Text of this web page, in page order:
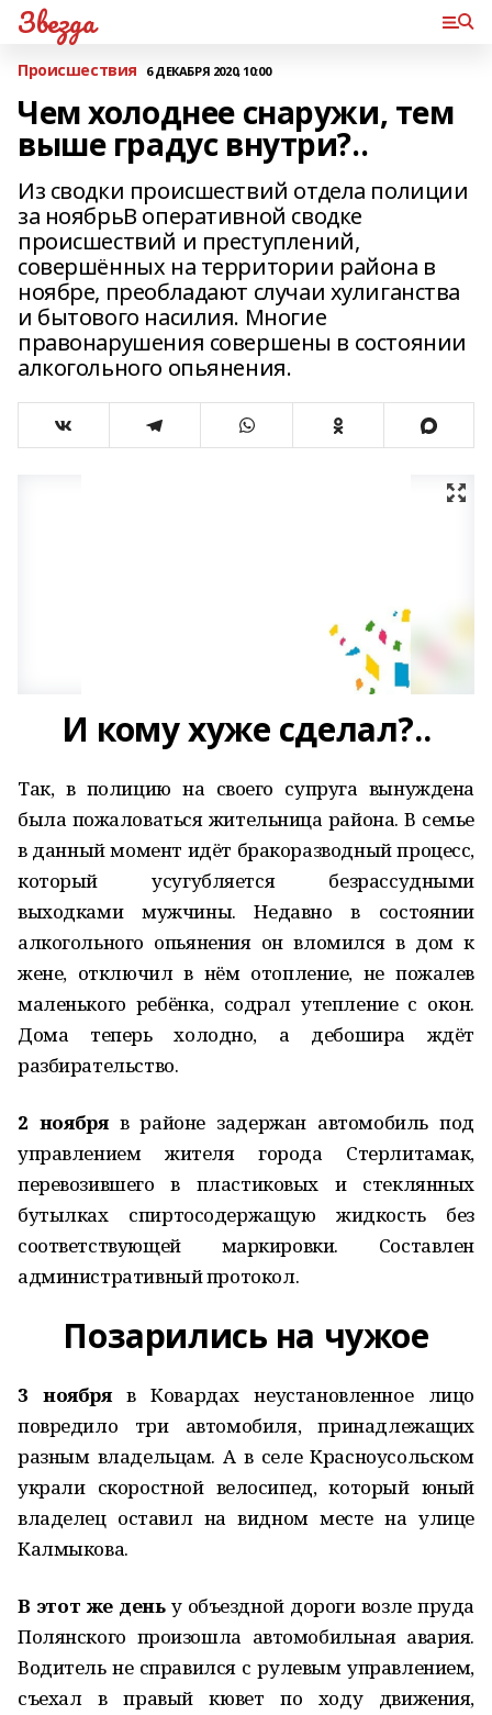
Звезда
Происшествия 6 ДЕКАБРЯ 2020, 10:00
Чем холоднее снаружи, тем
выше градус внутри?..
Из сводки происшествий отдела полиции
за ноябрьВ оперативной сводке
происшествий и преступлений,
совершённых на территории района в
ноябре, преобладают случаи хулиганства
и бытового насилия. Многие
правонарушения совершены в состоянии
алкогольного опьянения.
И кому хуже сделал?..
Так, в полицию на своего супруга вынуждена
была пожаловаться жительница района. В семье
в данный момент идёт бракоразводный процесс,
который усугубляется безрассудными
выходками мужчины. Недавно в состоянии
алкогольного опьянения он вломился в дом к
жене, отключил в нём отопление, не пожалев
маленького ребёнка, содрал утепление с окон.
Дома теперь холодно, а дебошира ждёт
разбирательство.
2 ноябряв районе задержан автомобиль под
управлением жителя города Стерлитамак,
перевозившего в пластиковых и стеклянных
бутылках спиртосодержащую жидкость без
соответствующей маркировки. Составлен
административный протокол.
Позарились на чужое
3 ноябряв Ковардах неустановленное лицо
повредило три автомобиля, принадлежащих
разным владельцам. А в селе Красноусольском
украли скоростной велосипед, который юный
владелец оставил на видном месте на улице
Калмыкова.
В этот же деньу объездной дороги возле пруда
Полянского произошла автомобильная авария.
Водитель не справился с рулевым управлением,
съехал в правый кювет по ходу движения,